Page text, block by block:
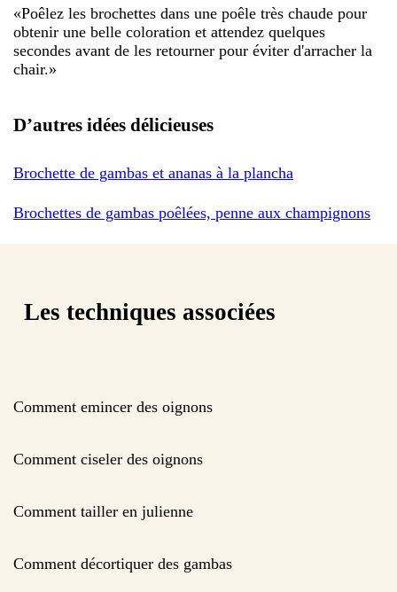
«Poêlez les brochettes dans une poêle très chaude pour
obtenir une belle coloration et attendez quelques
secondes avant de les retourner pour éviter d'arracher la
chair.»
D’autres idées délicieuses
Brochette de gambas et ananas à la plancha
Brochettes de gambas poêlées, penne aux champignons
Les techniques associées
Comment emincer des oignons
Comment ciseler des oignons
Comment tailler en julienne
Comment décortiquer des gambas